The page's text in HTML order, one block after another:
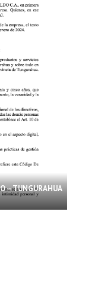
– TUNGURAHUA